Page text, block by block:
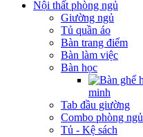
Nội thất phòng ngủ
Giường ngủ
Tủ quần áo
Bàn trang điểm
Bàn làm việc
Bàn học
minh
Tab đầu giường
Combo phòng ngủ
Tủ - Kệ sách